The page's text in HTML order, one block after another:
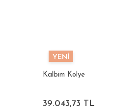
YENİ
Kalbim Kolye
39.043,73 TL